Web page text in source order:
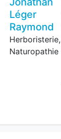
Léger
Raymond
Herboristerie,
Naturopathie